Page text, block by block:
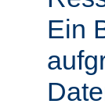
Ein